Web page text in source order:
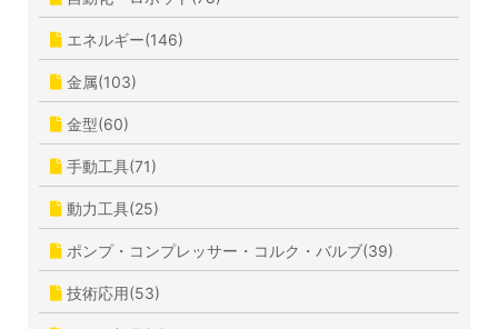
エネルギー(146)
金属(103)
金型(60)
手動工具(71)
動力工具(25)
ポンプ・コンプレッサー・コルク・バルブ(39)
技術応用(53)